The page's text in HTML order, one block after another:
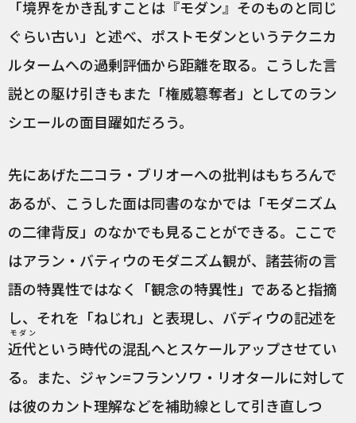
「境界をかき乱すことは『モダン』そのものと同じ
ぐらい古い」と述べ、ポストモダンというテクニカ
ルタームへの過剰評価から距離を取る。こうした言
説との駆け引きもまた「権威簒奪者」としてのラン
シエールの面目躍如だろう。
先にあげた二コラ・ブリオーへの批判はもちろんで
あるが、こうした面は同書のなかでは「モダニズム
の二律背反」のなかでも見ることができる。ここで
はアラン・バティウのモダニズム観が、諸芸術の言
語の特異性ではなく「観念の特異性」であると指摘
し、それを「ねじれ」と表現し、バディウの記述を
近代
モダン
という時代の混乱へとスケールアップさせてい
る。また、ジャン=フランソワ・リオタールに対して
は彼のカント理解などを補助線として引き直しつ